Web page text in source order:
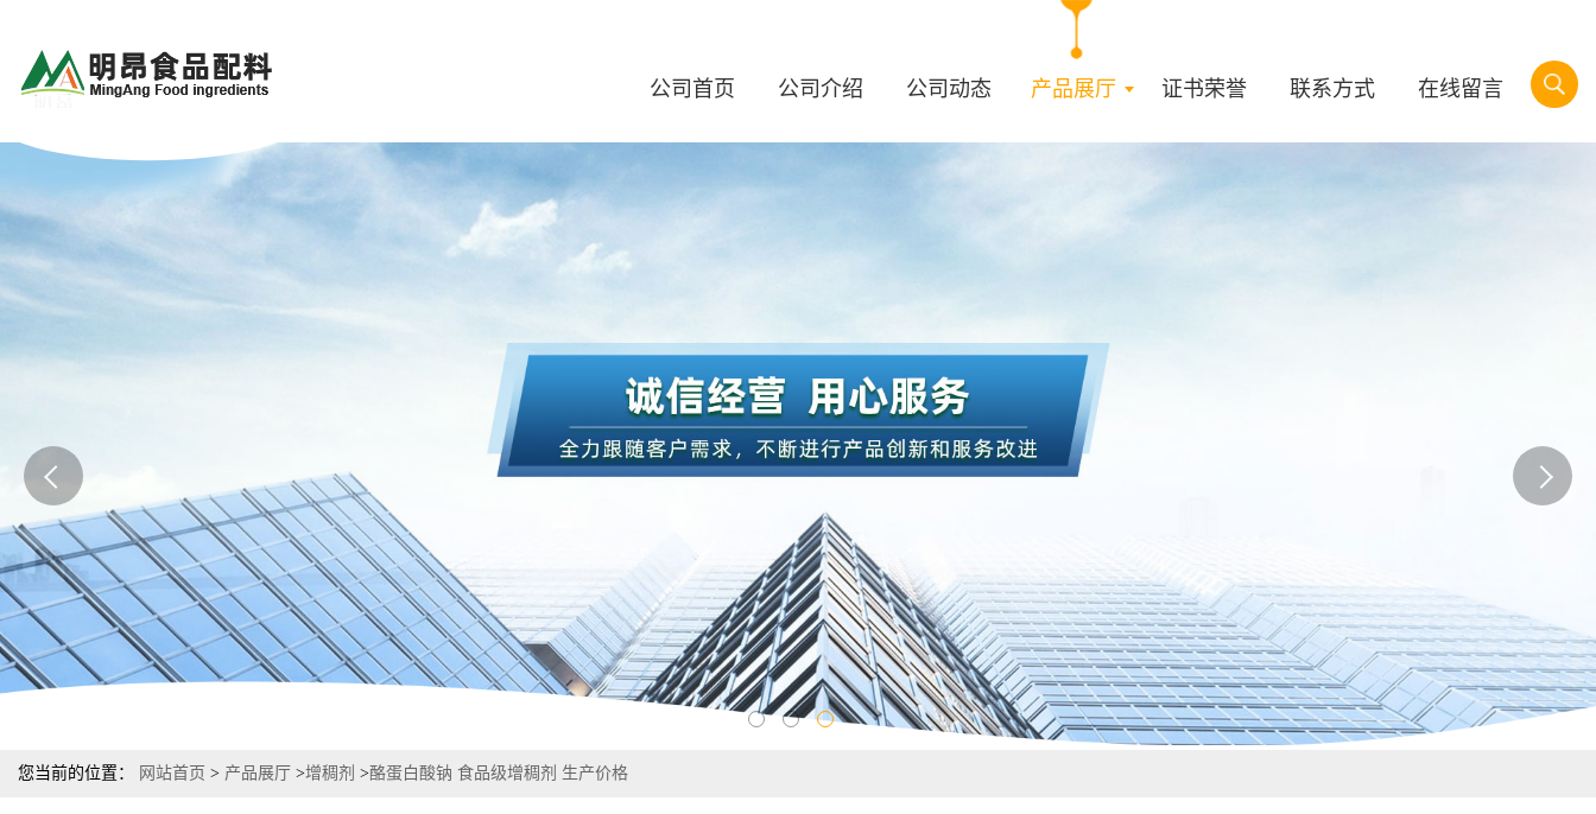
公司首页 公司介绍 公司动态 产品展厅 证书荣誉 联系方式 在线留言
您当前的位置： 网站首页 > 产品展厅 >增稠剂 >酪蛋白酸钠 食品级增稠剂 生产价格